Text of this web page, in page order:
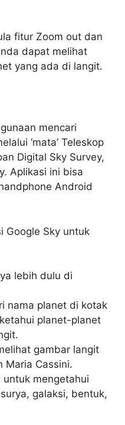
fitur Zoom out dan
dapat melihat
yang ada di langit.
mencari
‘mata’ Teleskop
Digital Sky Survey,
Aplikasi ini bisa
Android
Google Sky untuk
lebih dulu di
nama planet di kotak
planet-planet
gambar langit
Maria Cassini.
mengetahui
galaksi, bentuk,